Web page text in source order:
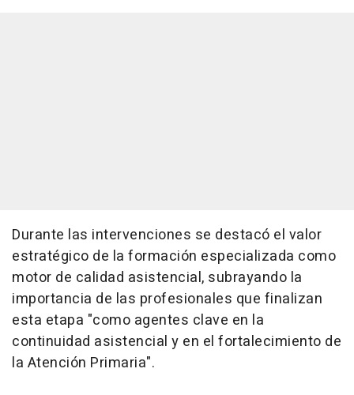
Durante las intervenciones se destacó el valor
estratégico de la formación especializada como
motor de calidad asistencial, subrayando la
importancia de las profesionales que finalizan
esta etapa "como agentes clave en la
continuidad asistencial y en el fortalecimiento de
la Atención Primaria".